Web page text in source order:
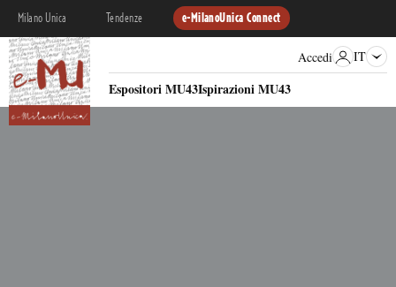
Milano Unica Tendenze e-MilanoUnica Connect
Espositori MU43Ispirazioni MU43
Accedi IT